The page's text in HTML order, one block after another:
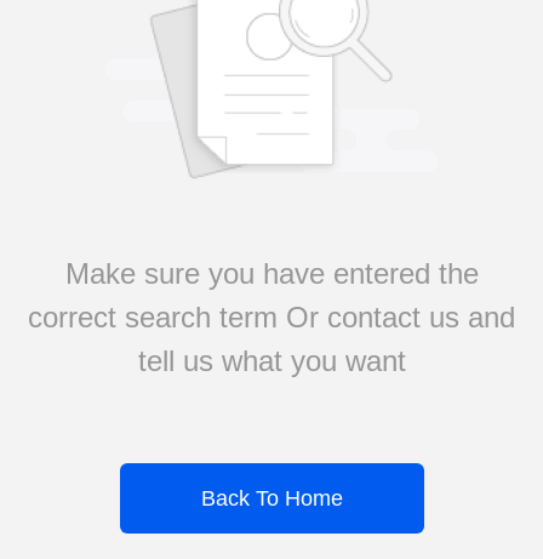
Make sure you have entered the
correct search term Or contact us and
tell us what you want
Back To Home